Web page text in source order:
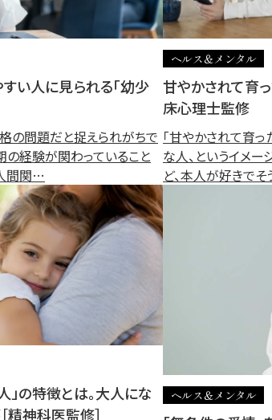
い人に見られる「幼少
の問題だと捉えられがちで
の経験が関わっていること
間関…
ヘルス＆メンタル
甘やかされて育
床心理士監修
「甘やかされて育っ
な人、というイメ
ど、本人が好きで
」の特徴とは。大人にな
精神科医監修］
ヘルス＆メンタル